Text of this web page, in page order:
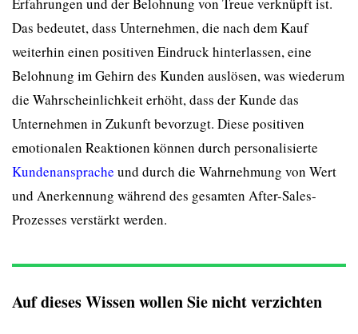
Das bedeutet, dass Unternehmen, die nach dem Kauf
weiterhin einen positiven Eindruck hinterlassen, eine
Belohnung im Gehirn des Kunden auslösen, was wiederum
die Wahrscheinlichkeit erhöht, dass der Kunde das
Unternehmen in Zukunft bevorzugt. Diese positiven
emotionalen Reaktionen können durch personalisierte
Kundenansprache und durch die Wahrnehmung von Wert
und Anerkennung während des gesamten After-Sales-
Prozesses verstärkt werden.
Auf dieses Wissen wollen Sie nicht verzichten